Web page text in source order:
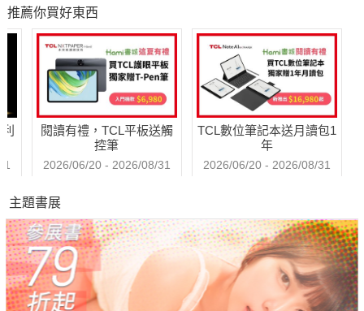
推薦你買好東西
閱讀有禮，TCL平板送觸
控筆
2026/06/20 - 2026/08/31
TCL數位筆記本送月讀包1
年
2026/06/20 - 2026/08/31
主題書展